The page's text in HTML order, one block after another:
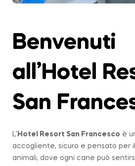
Benvenuti
all’Hotel
San
L’ Hotel Resort San Francesco è
accogliente, sicuro e pensato per
animali, dove ogni cane può